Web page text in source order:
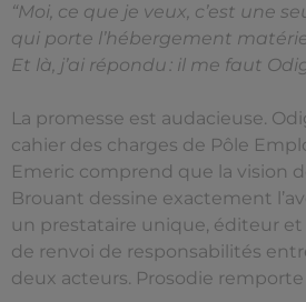
“Moi, ce que je veux, c’est une
qui porte l’hébergement
Et là, j’ai répondu : il me faut
La promesse est audacieuse.
cahier des charges de Pôle
Emeric comprend que la vision
Brouant dessine exactement
un prestataire unique, éditeur et
de renvoi de responsabilités
deux acteurs. Prosodie remporte